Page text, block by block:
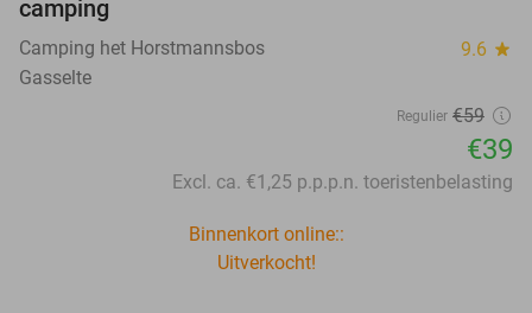
camping
Camping het Horstmannsbos 9.6 star
Gasselte
Regulier €59
€39
Excl. ca. €1,25 p.p.p.n. toeristenbelasting
Binnenkort online::
Uitverkocht!